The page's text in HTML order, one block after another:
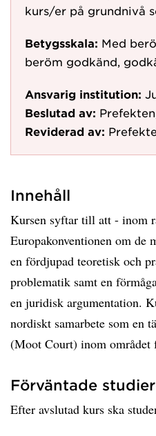
kurs/er på grundnivå
Betygsskala: Med
beröm godkänd,
Ansvarig institution:
Beslutad av:
Reviderad av:
Innehåll
Kursen syftar till att - inom
Europakonventionen om de
en fördjupad teoretisk och
problematik samt en
en juridisk argumentation.
nordiskt samarbete som en
(Moot Court) inom området
Förväntade
Efter avslutad kurs ska